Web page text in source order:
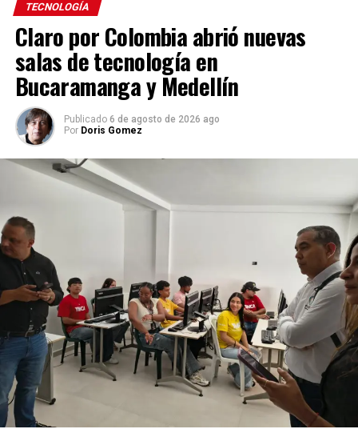
TECNOLOGÍA
Claro por Colombia abrió nuevas
salas de tecnología en
Bucaramanga y Medellín
Publicado 6 de agosto de 2026 ago
Por Doris Gomez